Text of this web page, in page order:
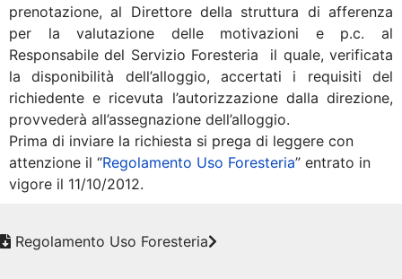
prenotazione, al Direttore della struttura di afferenza
per la valutazione delle motivazioni e p.c. al
Responsabile del Servizio Foresteria il quale, verificata
la disponibilità dell’alloggio, accertati i requisiti del
richiedente e ricevuta l’autorizzazione dalla direzione,
provvederà all’assegnazione dell’alloggio.
Prima di inviare la richiesta si prega di leggere con
attenzione il “Regolamento Uso Foresteria” entrato in
vigore il 11/10/2012.
Regolamento Uso Foresteria